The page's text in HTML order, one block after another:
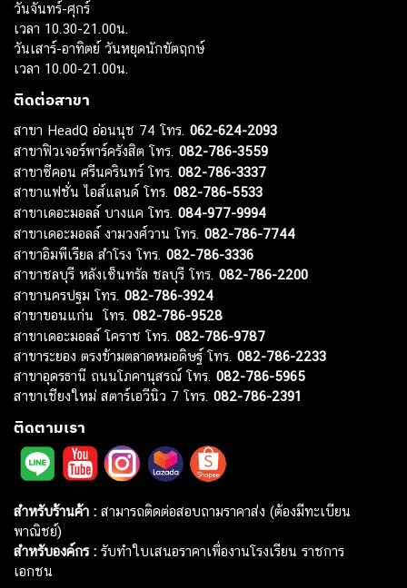
วันจันทร์-ศุกร์
เวลา 10.30-21.00น.
วันเสาร์-อาทิตย์ วันหยุดนักขัตฤกษ์
เวลา 10.00-21.00น.
ติดต่อสาขา
สาขา HeadQ อ่อนนุช 74 โทร. 062-624-2093
สาขาฟิวเจอร์พาร์ครังสิต โทร. 082-786-3559
สาขาซีคอน ศรีนครินทร์ โทร. 082-786-3337
สาขาแฟชั่น ไอส์แลนด์ โทร. 082-786-5533
สาขาเดอะมอลล์ บางแค โทร. 084-977-9994
สาขาเดอะมอลล์ งามวงศ์วาน โทร. 082-786-7744
สาขาอิมพีเรียล สำโรง โทร. 082-786-3336
สาขาชลบุรี หลังเซ็นทรัล ชลบุรี โทร. 082-786-2200
สาขานครปฐม โทร. 082-786-3924
สาขาขอนแก่น โทร. 082-786-9528
สาขาเดอะมอลล์ โคราช โทร. 082-786-9787
สาขาระยอง ตรงข้ามตลาดหมอดิษฐ์ โทร. 082-786-2233
สาขาอุดรธานี ถนนโภคานุสรณ์ โทร. 082-786-5965
สาขาเชียงใหม่ สตาร์เอวีนิว 7 โทร. 082-786-2391
ติดตามเรา
สำหรับร้านค้า : สามารถติดต่อสอบถามราคาส่ง (ต้องมีทะเบียน
พาณิชย์)
สำหรับองค์กร : รับทำใบเสนอราคาเพื่องานโรงเรียน ราชการ
เอกชน